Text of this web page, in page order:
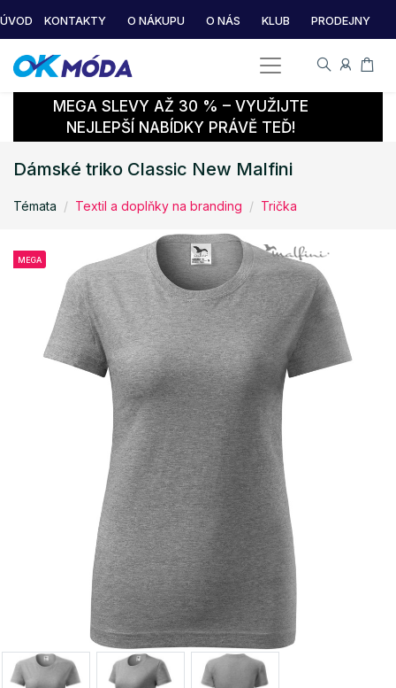
ÚVOD KONTAKTY O NÁKUPU O NÁS KLUB PRODEJNY
MEGA SLEVY AŽ 30 % – VYUŽIJTE
NEJLEPŠÍ NABÍDKY PRÁVĚ TEĎ!
Dámské triko Classic New Malfini
Témata Textil a doplňky na branding Trička
MEGA